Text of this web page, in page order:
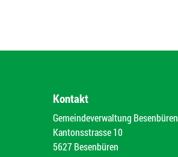
Kontakt
Gemeindeverwaltung Besenbüren
Kantonsstrasse 10
5627 Besenbüren